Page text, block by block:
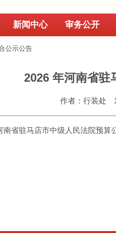
新闻中心 审务公开
公示公告
2026 年河南省驻
作者：行装处
南省驻马店市中级人民法院预算